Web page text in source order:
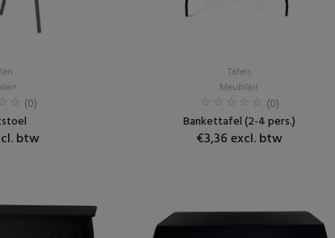
(0)
btw
Tafels
Meubilair
(0)
Bankettafel (2-4 pers.)
€3,36 excl. btw